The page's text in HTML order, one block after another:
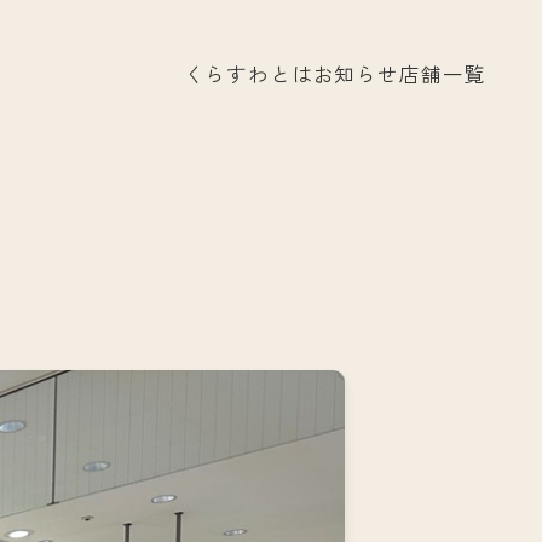
くらすわとはお知らせ店舗一覧